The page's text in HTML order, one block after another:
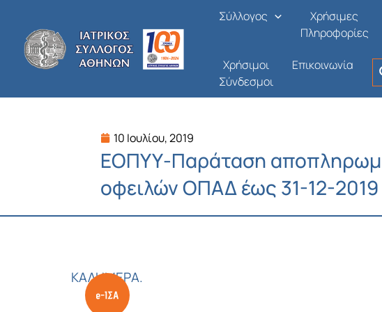
περιεχόμενο
Σύλλογος
Χρήσιμες
Πληροφορίες
Χρήσιμοι
Σύνδεσμοι
Επικοινωνία
10 Ιουλίου, 2019
ΕΟΠΥΥ-Παράταση
οφειλών ΟΠΑΔ έως 31-12-2019
ΚΑΛΗΜΕΡΑ.